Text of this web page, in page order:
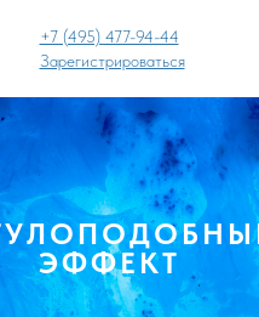
+7 (495) 477-94-44
Зарегистрироваться
ЭФФЕКТ